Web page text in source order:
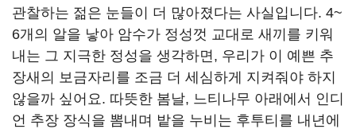
관찰하는 젊은 눈들이 더 많아졌다는 사실입니다. 4~
6개의 알을 낳아 암수가 정성껏 교대로 새끼를 키워
내는 그 지극한 정성을 생각하면, 우리가 이 예쁜 추
장새의 보금자리를 조금 더 세심하게 지켜줘야 하지
않을까 싶어요. 따뜻한 봄날, 느티나무 아래에서 인디
언 추장 장식을 뽐내며 밭을 누비는 후투티를 내년에